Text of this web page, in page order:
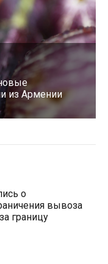
из Армении
о
вывоза
границу